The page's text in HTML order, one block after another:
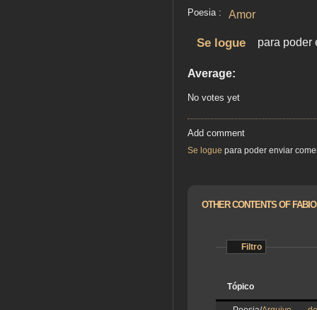
Poesia :
Amor
Se logue para poder
Average:
No votes yet
Add comment
Se logue para poder enviar
OTHER CONTENTS OF
Filtro
Tópico